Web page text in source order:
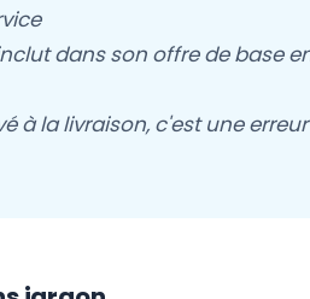
dans son offre de base
à la livraison, c'est une